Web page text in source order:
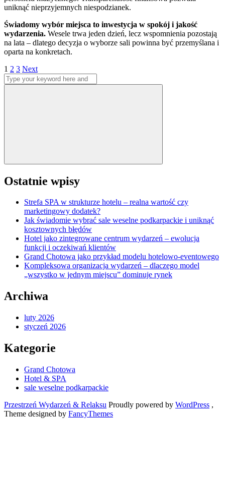
uniknąć nieprzyjemnych niespodzianek.
Świadomy wybór miejsca to inwestycja w spokój i jakość
wydarzenia. Wesele trwa jeden dzień, lecz wspomnienia pozostają
na lata – dlatego decyzja o wyborze sali powinna być przemyślana i
oparta na konkretach.
Stronicowanie
wpisów
Page
1 Page
2 Page
3 Next
Search
for:
Ostatnie wpisy
Strefa SPA w strukturze hotelu – realna wartość czy
marketingowy dodatek?
Jak świadomie wybrać sale weselne podkarpackie i uniknąć
kosztownych błędów
Hotel jako zintegrowane centrum wydarzeń – ewolucja
funkcji i oczekiwań klientów
Grand Chotowa jako przykład modelu hotelowo-eventowego
Kompleksowa organizacja wydarzeń – dlaczego model
„wszystko w jednym miejscu” dominuje rynek
Archiwa
luty 2026
styczeń 2026
Kategorie
Grand Chotowa
Hotel & SPA
sale weselne podkarpackie
Przestrzeń Wydarzeń & Relaksu Proudly powered by WordPress ,
Theme designed by FancyThemes